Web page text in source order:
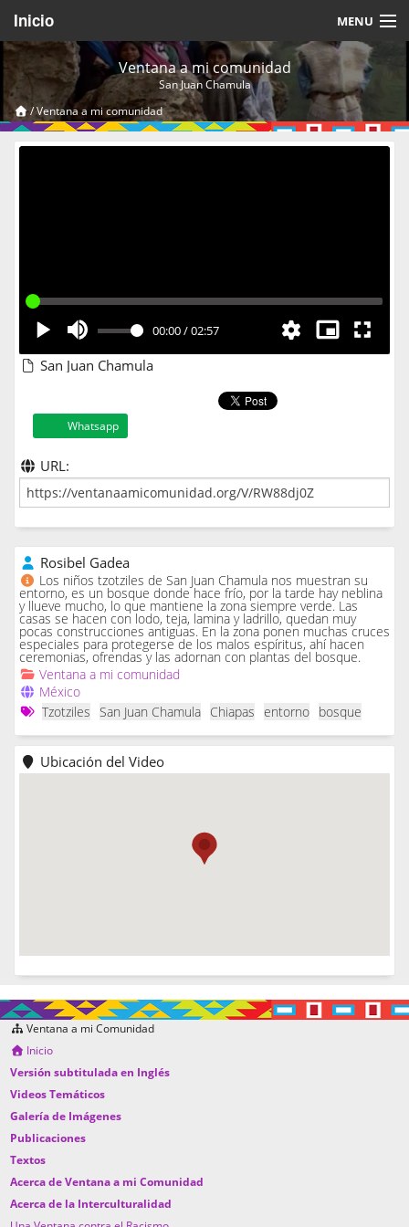
Inicio MENU
Acerca de
Videos Temáticos
Cerrar Sesión
Ventana a mi comunidad
San Juan Chamula
/Ventana a mi comunidad
00:00/02:57
San Juan Chamula
Whatsapp
URL:
Rosibel Gadea
Los niños tzotziles de San Juan Chamula nos muestran su
entorno, es un bosque donde hace frío, por la tarde hay neblina
y llueve mucho, lo que mantiene la zona siempre verde. Las
casas se hacen con lodo, teja, lamina y ladrillo, quedan muy
pocas construcciones antiguas. En la zona ponen muchas cruces
especiales para protegerse de los malos espíritus, ahí hacen
ceremonias, ofrendas y las adornan con plantas del bosque.
Ventana a mi comunidad
México
Tzotziles
San Juan Chamula Chiapas entorno bosque
Ubicación del Video
Ventana a mi Comunidad
Inicio
Versión subtitulada en Inglés
Videos Temáticos
Galería de Imágenes
Publicaciones
Textos
Acerca de Ventana a mi Comunidad
Acerca de la Interculturalidad